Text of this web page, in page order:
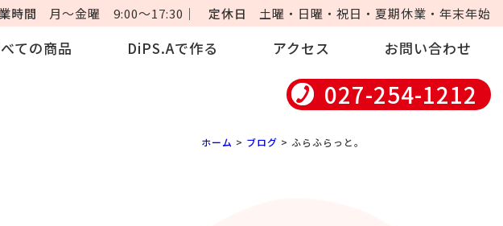
時間 月～金曜 9:00～17:30｜ 定休日 土曜・日曜・祝日・夏期休業・年末年始
ての商品 DiPS.Aで作る アクセス お問い合わせ
027-254-1212
ホーム > ブログ > ふらふらっと。